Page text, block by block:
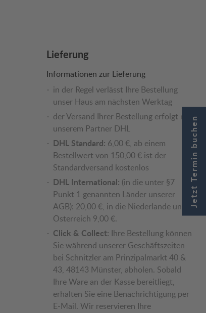
Lieferung
Informationen zur Lieferung
in der Regel verlässt Ihre Bestellung
unser Haus am nächsten Werktag
der Versand Ihrer Bestellung erfolgt mit
unserem Partner DHL
DHL Standard: 6,00 €, ab einem
Bestellwert von 150,00 € ist der
Standardversand kostenlos
DHL International: (in die unter §7
Punkt 1 genannten Länder unserer
AGB): 20,00 €, in die Niederlande und
Österreich 9,00 €.
Click & Collect: Ihre Bestellung können
Sie während unserer Geschäftszeiten
bei Schnitzler am Prinzipalmarkt 40 &
43, 48143 Münster, abholen. Sobald
Ihre Ware an der Kasse bereitliegt,
erhalten Sie eine Benachrichtigung per
E-Mail. Wir reservieren Ihre
Jetzt Termin buchen